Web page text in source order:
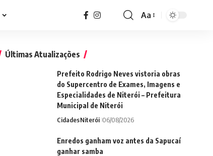
Font
Aa
Últimas Atualizações
Prefeito Rodrigo Neves vistoria obras
do Supercentro de Exames, Imagens e
Especialidades de Niterói – Prefeitura
Municipal de Niterói
CidadesNiterói 06/08/2026
Enredos ganham voz antes da Sapucaí
ganhar samba